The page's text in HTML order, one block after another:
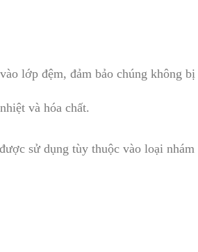
lớp đệm, đảm bảo chúng không
và hóa chất.
sử dụng tùy thuộc vào loại